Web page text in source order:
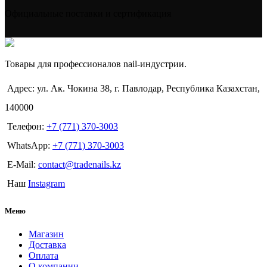
Товары для профессионалов nail-индустрии.
Адрес: ул. Ак. Чокина 38, г. Павлодар, Республика Казахстан,
140000
Телефон: +7 (771) 370-3003
WhatsApp: +7 (771) 370-3003
E-Mail: contact@tradenails.kz
Наш Instagram
Меню
Магазин
Доставка
Оплата